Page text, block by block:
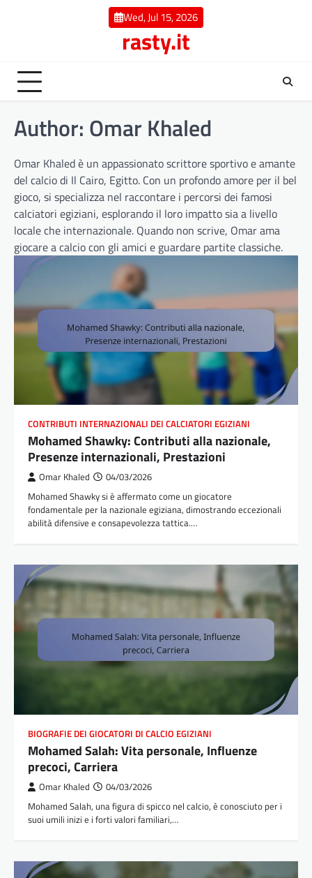
Wed, Jul 15, 2026
rasty.it
Author: Omar Khaled
Omar Khaled è un appassionato scrittore sportivo e amante
del calcio di Il Cairo, Egitto. Con un profondo amore per il bel
gioco, si specializza nel raccontare i percorsi dei famosi
calciatori egiziani, esplorando il loro impatto sia a livello
locale che internazionale. Quando non scrive, Omar ama
giocare a calcio con gli amici e guardare partite classiche.
CONTRIBUTI INTERNAZIONALI DEI CALCIATORI EGIZIANI
Mohamed Shawky: Contributi alla nazionale,
Presenze internazionali, Prestazioni
Omar Khaled 04/03/2026
Mohamed Shawky si è affermato come un giocatore
fondamentale per la nazionale egiziana, dimostrando eccezionali
abilità difensive e consapevolezza tattica.…
BIOGRAFIE DEI GIOCATORI DI CALCIO EGIZIANI
Mohamed Salah: Vita personale, Influenze
precoci, Carriera
Omar Khaled 04/03/2026
Mohamed Salah, una figura di spicco nel calcio, è conosciuto per i
suoi umili inizi e i forti valori familiari,…